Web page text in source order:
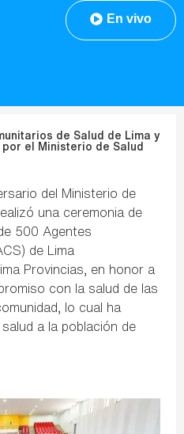
En vivo
de Salud de Lima y
el Ministerio de Salud
del Ministerio de
una ceremonia de
500 Agentes
de Lima
Provincias, en honor a
con la salud de las
lo cual ha
a la población de